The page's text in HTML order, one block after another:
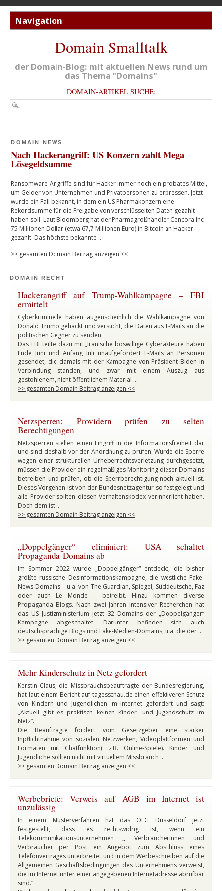
Domain Smalltalk
der Domain-Blog: mit aktuellen News rund um
das Thema "Domains"
DOMAIN-ARTIKEL SUCHE:
DOMAIN NEWS
Nach Hackerangriff: US Konzern zahlt Mega
Lösegeldsumme
Ransomware-Angriffe sind für Hacker immer noch ein probates Mittel,
um Gelder von Unternehmen und Privatpersonen zu erpressen. Jetzt
wurde ein Fall bekannt, in dem ein US Pharmakonzern eine
Rekordsumme für die Freigabe von verschlüsselten Daten gezahlt
haben soll. Laut Bloomberg hat der Pharmagroßhändler Cencora Inc
75 Millionen Dollar (etwa 67,7 Millionen Euro) in Bitcoin an Hacker
gezahlt. Das höchste bekannte …
>> gesamten Domain Beitrag anzeigen <<
DOMAIN RECHT
Hackerangriff auf Trump-Wahlkampagne – FBI
ermittelt
Cyberkriminelle haben augenscheinlich die Wahlkampagne von
Donald Trump gehackt und versucht, die Daten aus E-Mails an die
politischen Gegner zu senden.
Das FBI teilte dazu mit:„Iranische böswillige Cyberakteure haben
Ende Juni und Anfang Juli unaufgefordert E-Mails an Personen
gesendet, die damals mit der Kampagne von Präsident Biden in
Verbindung standen, und zwar mit einem Auszug aus
gestohlenem, nicht öffentlichem Material …
>> gesamten Domain Beitrag anzeigen <<
Netzsperren: Providern prüfen zu selten
Berechtigungen
Netzsperren stellen einen Eingriff in die Informationsfreiheit dar
und sind deshalb vor der Anordnung zu prüfen. Wurde die Sperre
wegen einer strukturellen Urheberrechtsverletzung durchgesetzt,
müssen die Provider ein regelmäßiges Monitoring dieser Domains
betreiben und prüfen, ob die Sperrberechtigung noch aktuell ist.
Dieses Vorgehen ist von der Bundesnetzagentur so festgelegt und
alle Provider sollten diesen Verhaltenskodex verinnerlicht haben.
Doch dem ist …
>> gesamten Domain Beitrag anzeigen <<
„Doppelgänger“ eliminiert: USA schaltet
Propaganda-Domains ab
Im Sommer 2022 wurde „Doppelgänger“ entdeckt, die bisher
größte russische Desinformationskampagne, die westliche Fake-
News-Domains – u.a. von The Guardian, Spiegel, Süddeutsche, Faz
oder auch Le Monde – betreibt. Hinzu kommen diverse
Propaganda Blogs. Nach zwei Jahren intensiver Recherchen hat
das US Justizministerium jetzt 32 Domains der „Doppelgänger“
Kampagne abgeschaltet. Darunter befinden sich auch
deutschsprachige Blogs und Fake-Medien-Domains, u.a. die der …
>> gesamten Domain Beitrag anzeigen <<
Mehr Kinderschutz in Netz gefordert
Kerstin Claus, die Missbrauchsbeauftragte der Bundesregierung,
hat laut einem Bericht auf tagesschau.de einen effektiveren Schutz
von Kindern und Jugendlichen im Internet gefordert und sagt:
„Aktuell gibt es praktisch keinen Kinder- und Jugendschutz im
Netz“.
Die Beauftragte fordert vom Gesetzgeber eine stärker
Inpflichtnahme von sozialen Netzwerken, Videoplattformen und
Formaten mit Chatfunktion( z.B. Online-Spiele). Kinder und
Jugendliche sollten nicht mit virtuellem Missbrauch …
>> gesamten Domain Beitrag anzeigen <<
Werbebriefe: Verweis auf AGB im Internet ist
unzulässig
In einem Musterverfahren hat das OLG Düsseldorf jetzt
festgestellt, dass es rechtswidrig ist, wenn ein
Telekommunikationsunternehmen„ Verbraucherinnen und
Verbraucher per Post ein Angebot zum Abschluss eines
Telefonvertrages unterbreitet und in dem Werbeschreiben auf die
Allgemeinen Geschäftsbedingungen des Unternehmens verweist,
die im Internet unter einer angegebenen Internetadresse abrufbar
sind.“